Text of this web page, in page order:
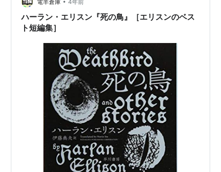
うことで、まずはやっぱりこの作品「世界の…
電羊倉庫 4年前
ハーラン・エリスン『死の鳥』［エリスンのベス
ト短編集］